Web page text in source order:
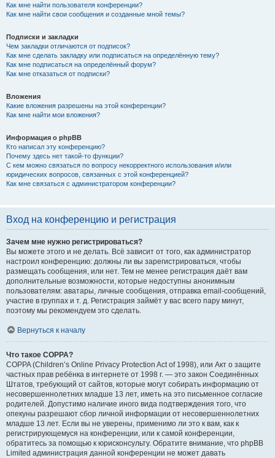
Как мне найти пользователя конференции?
Как мне найти свои сообщения и созданные мной темы?
Подписки и закладки
Чем закладки отличаются от подписок?
Как мне сделать закладку или подписаться на определённую тему?
Как мне подписаться на определённый форум?
Как мне отказаться от подписки?
Вложения
Какие вложения разрешены на этой конференции?
Как мне найти мои вложения?
Информация о phpBB
Кто написал эту конференцию?
Почему здесь нет такой-то функции?
С кем можно связаться по вопросу некорректного использования и/или
юридических вопросов, связанных с этой конференцией?
Как мне связаться с администратором конференции?
Вход на конференцию и регистрация
Зачем мне нужно регистрироваться?
Вы можете этого и не делать. Всё зависит от того, как администратор
настроил конференцию: должны ли вы зарегистрироваться, чтобы
размещать сообщения, или нет. Тем не менее регистрация даёт вам
дополнительные возможности, которые недоступны анонимным
пользователям: аватары, личные сообщения, отправка email-сообщений,
участие в группах и т. д. Регистрация займёт у вас всего пару минут,
поэтому мы рекомендуем это сделать.
Вернуться к началу
Что такое COPPA?
COPPA (Children’s Online Privacy Protection Act of 1998), или Акт о защите
частных прав ребёнка в интернете от 1998 г. — это закон Соединённых
Штатов, требующий от сайтов, которые могут собирать информацию от
несовершеннолетних младше 13 лет, иметь на это письменное согласие
родителей. Допустимо наличие иного вида подтверждения того, что
опекуны разрешают сбор личной информации от несовершеннолетних
младше 13 лет. Если вы не уверены, применимо ли это к вам, как к
регистрирующемуся на конференции, или к самой конференции,
обратитесь за помощью к юрисконсульту. Обратите внимание, что phpBB
Limited администрация данной конференции не может давать